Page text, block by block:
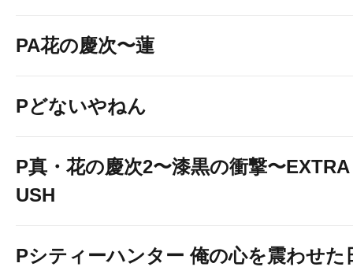
PA花の慶次〜蓮
Pどないやねん
P真・花の慶次2〜漆黒の衝撃〜EXTRA
USH
Pシティーハンター 俺の心を震わせた